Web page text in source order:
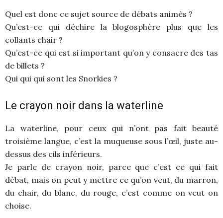
Quel est donc ce sujet source de débats animés ?
Qu’est-ce qui déchire la blogosphère plus que les
collants chair ?
Qu’est-ce qui est si important qu’on y consacre des tas
de billets ?
Qui qui qui sont les Snorkies ?
Le crayon noir dans la waterline
La waterline, pour ceux qui n’ont pas fait beauté
troisième langue, c’est la muqueuse sous l’œil, juste au-
dessus des cils inférieurs.
Je parle de crayon noir, parce que c’est ce qui fait
débat, mais on peut y mettre ce qu’on veut, du marron,
du chair, du blanc, du rouge, c’est comme on veut on
choise.